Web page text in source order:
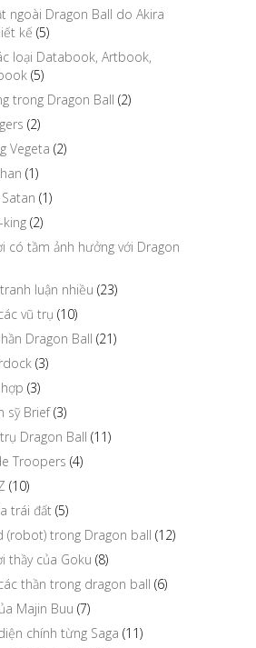
ngoài Dragon Ball do Akira
kế (5)
loại Databook, Artbook,
(5)
trong Dragon Ball (2)
(2)
Vegeta (2)
(1)
(1)
king (2)
có tầm ảnh hưởng với Dragon
luận nhiều (23)
vũ trụ (10)
Dragon Ball (21)
(3)
(3)
sỹ Brief(3)
Dragon Ball (11)
Troopers (4)
(10)
trái đất (5)
(robot) trong Dragon ball (12)
thầy của Goku (8)
thần trong dragon ball (6)
Majin Buu (7)
chính từng Saga (11)